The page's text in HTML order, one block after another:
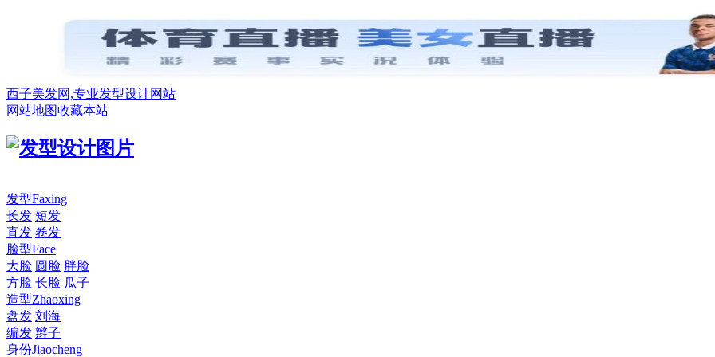
西子美发网,专业发型设计网站
网站地图收藏本站
发型Faxing
长发 短发
直发 卷发
脸型Face
大脸 圆脸 胖脸
方脸 长脸 瓜子
造型Zhaoxing
盘发 刘海
编发 辫子
身份Jiaocheng